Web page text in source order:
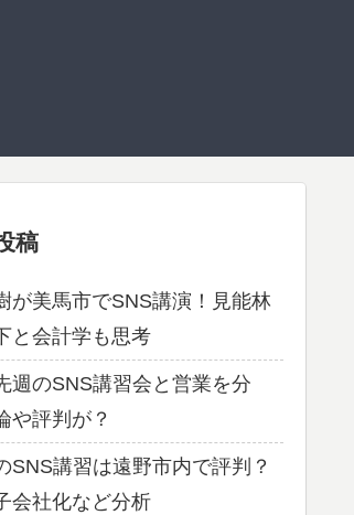
稿
が美馬市でSNS講演！見能林
と会計学も思考
週のSNS講習会と営業を分
や評判が？
SNS講習は遠野市内で評判？
会社化など分析